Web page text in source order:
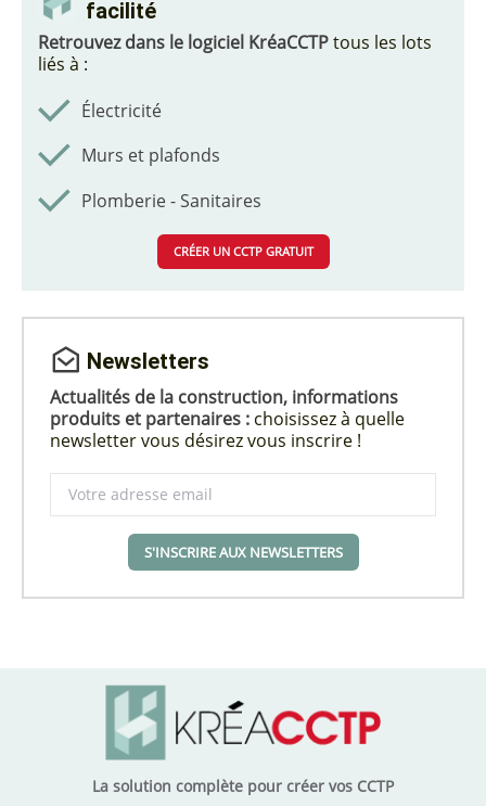
facilité
Retrouvez dans le logiciel KréaCCTPtous les lots
liés à :
Électricité
Murs et plafonds
Plomberie - Sanitaires
CRÉER UN CCTP GRATUIT
Newsletters
Actualités de la construction, informations
produits et partenaires : choisissez à quelle
newsletter vous désirez vous inscrire !
S'INSCRIRE AUX NEWSLETTERS
La solution complète pour créer vos CCTP